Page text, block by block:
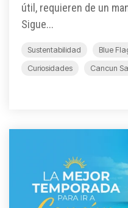
útil, requieren de un
Sigue...
Sustentabilidad Blue
Curiosidades
Cancun